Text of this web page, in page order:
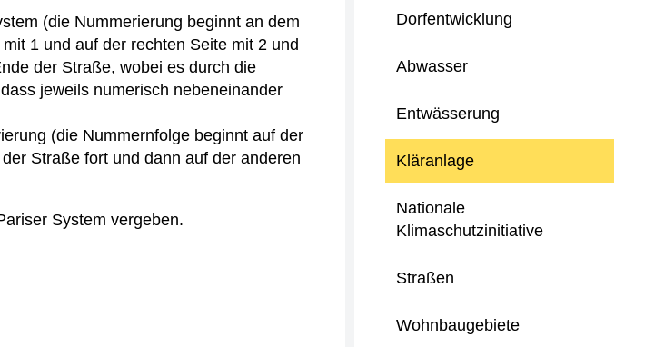
(die Nummerierung beginnt an dem
1 und auf der rechten Seite mit 2 und
der Straße, wobei es durch die
jeweils numerisch nebeneinander
(die Nummernfolge beginnt auf der
Straße fort und dann auf der anderen
System vergeben.
Dorfentwicklung
Abwasser
Entwässerung
Kläranlage
Nationale
Klimaschutzinitiative
Straßen
Wohnbaugebiete